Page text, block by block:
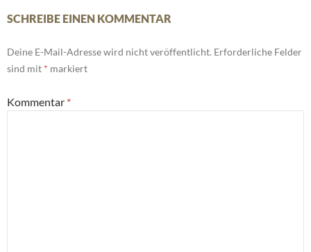
SCHREIBE EINEN KOMMENTAR
Deine E-Mail-Adresse wird nicht veröffentlicht. Erforderliche Felder
sind mit * markiert
Kommentar *